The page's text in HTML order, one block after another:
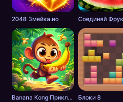
2048 Змейка.ио
Banana Kong Приключение Блоки 8